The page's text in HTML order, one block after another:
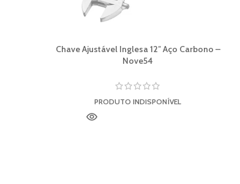
Chave Ajustável Inglesa 12″ Aço Carbono –
Nove54
PRODUTO INDISPONÍVEL